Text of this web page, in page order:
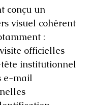
conçu un
visuel cohérent
:
officielles
institutionnel
e-mail